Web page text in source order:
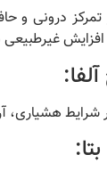
تمرکز درونی
غیرطبیعی
شرایط